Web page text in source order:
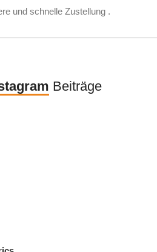
und schnelle Zustellung .
Beiträge